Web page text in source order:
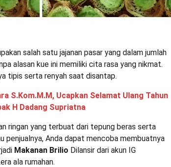
salah satu jajanan pasar yang dalam jumlah
alasan kue ini memiliki cita rasa yang nikmat.
tipis serta renyah saat disantap.
S.Kom.M.M, Ucapkan Selamat Ulang Tahun
H Dadang Supriatna
ringan yang terbuat dari tepung beras serta
penjualnya, Anda dapat mencoba membuatnya
Makanan Brilio Dilansir dari akun IG
ala rumahan.